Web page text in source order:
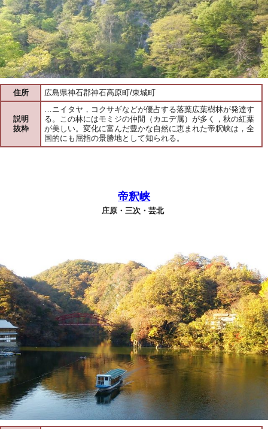
住所 広島県神石郡神石高原町/東城町
説明
抜粋
…ニイタヤ，コクサギなどが優占する落葉広葉樹林が発達す
る。この林にはモミジの仲間（カエデ属）が多く，秋の紅葉
が美しい。変化に富んだ豊かな自然に恵まれた帝釈峡は，全
国的にも屈指の景勝地として知られる。
帝釈峡
庄原・三次・芸北